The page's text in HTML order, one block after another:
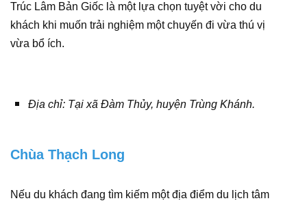
Trúc Lâm Bản Giốc là một lựa chọn tuyệt vời cho du
khách khi muốn trải nghiệm một chuyến đi vừa thú vị
vừa bổ ích.
Địa chỉ: Tại xã Đàm Thủy, huyện Trùng Khánh.
Chùa Thạch Long
Nếu du khách đang tìm kiếm một địa điểm du lịch tâm